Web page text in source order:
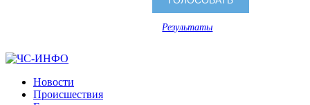
Результаты
Новости
Происшествия